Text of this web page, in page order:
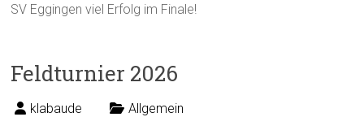
SV Eggingen viel Erfolg im Finale!
Feldturnier 2026
klabaude Allgemein